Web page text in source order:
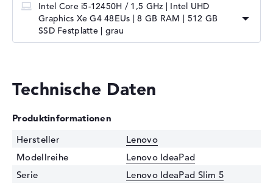
Intel Core i5-12450H / 1,5 GHz | Intel UHD
Graphics Xe G4 48EUs | 8 GB RAM | 512 GB
SSD Festplatte | grau
Technische Daten
Produktinformationen
Hersteller
Lenovo
Modellreihe
Lenovo IdeaPad
Serie
Lenovo IdeaPad Slim 5